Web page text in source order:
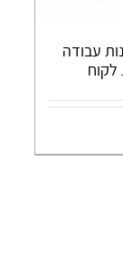
עבודה